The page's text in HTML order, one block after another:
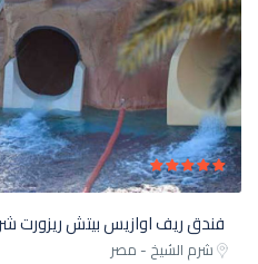
فندق ريف اوازيس بيتش ريزورت
شرم الشيخ - مصر